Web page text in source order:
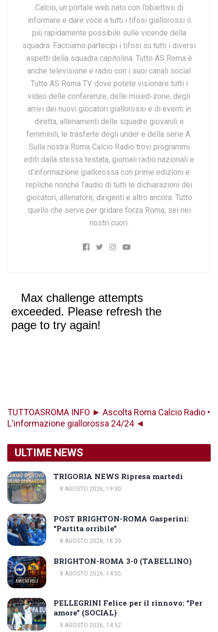
Calcio, un portale web nato con l’obiettivo di
informare e dare voce a tutti i tifosi giallorossi il
più rapidamente possibile sulle vicende della
squadra. Facciamo partecipi i tifosi su tutti i diversi
aspetti della squadra capitolina. Tutto AS Roma è
anche televisione e radio con i suoi canali social
Tutto AS Roma TV. dove potete visionare tutti i
video delle conferenze, delle mixed-zone, degli
arrivi dei nuovi giocatori giallorossi e di eventi in
diretta, allenamenti delle squadre giovanili e
femminili, le trasferte degli under e della serie A.
Sulla nostra Roma Calcio Radio trovi programmi
editi dalla stessa testata, giornali radio nazionali e
d’informazione giallorossa con prime edizioni e
repliche nonché l’audio di tutti le dichiarazioni dei
giocatori, allenatore, dirigenti e altro ancora. Tutto
quello che serve per gridare forza Roma, sei nei
nostri cuori.
TUTTOASROMA INFO ► Ascolta Roma Calcio Radio •
L'informazione giallorossa 24/24 ◄
ULTIME NEWS
TRIGORIA NEWS Ripresa martedì
8 AGOSTO 2026, 19:30
POST BRIGHTON-ROMA Gasperini:
“Partita orribile”
8 AGOSTO 2026, 18:20
BRIGHTON-ROMA 3-0 (TABELLINO)
8 AGOSTO 2026, 14:55
PELLEGRINI Felice per il rinnovo: “Per
amore” (SOCIAL)
8 AGOSTO 2026, 14:52